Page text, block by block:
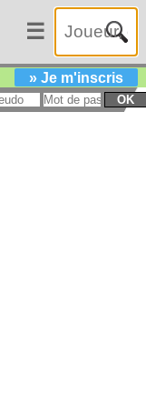
☰
» Je m'inscris
OK